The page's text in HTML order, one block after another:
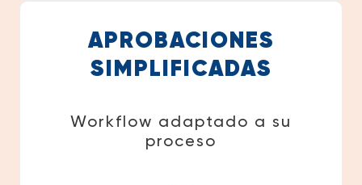
APROBACIONES
SIMPLIFICADAS
Workflow adaptado a su
proceso